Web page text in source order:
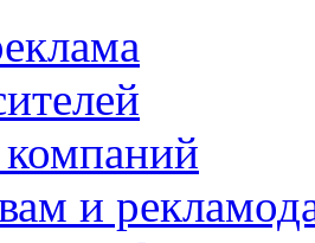
компаний
и